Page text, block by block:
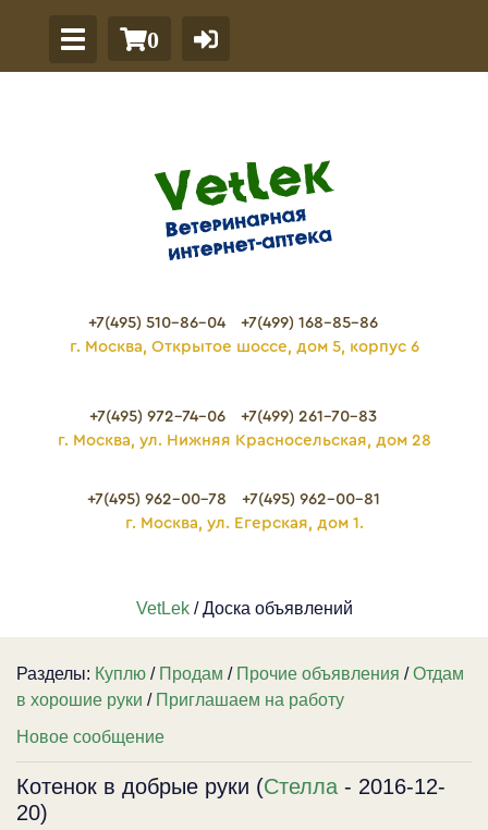
0
+7(495) 510-86-04
+7(499) 168-85-86
г. Москва, Открытое шоссе, дом 5, корпус 6
+7(495) 972-74-06
+7(499) 261-70-83
г. Москва, ул. Нижняя Красносельская, дом 28
+7(495) 962-00-78
+7(495) 962-00-81
г. Москва, ул. Егерская, дом 1.
VetLek/ Доска объявлений
Разделы: Куплю / Продам / Прочие объявления /Отдам
в хорошие руки / Приглашаем на работу
Новое сообщение
Котенок в добрые руки (Стелла - 2016-12-
20)